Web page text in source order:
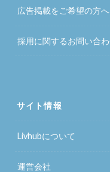
広告掲載をご希望の方へ
採用に関するお問い合
サイト情報
Livhubについて
運営会社